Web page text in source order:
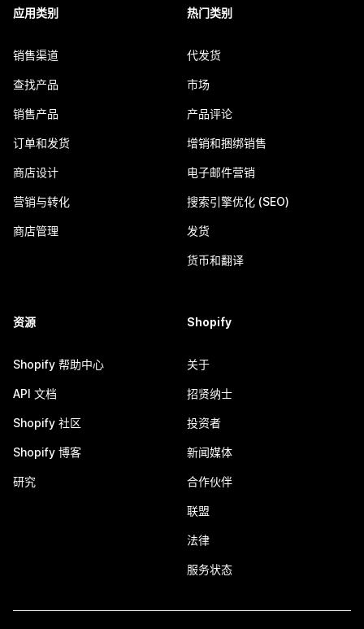
应用类别
销售渠道
查找产品
销售产品
订单和发货
商店设计
营销与转化
商店管理
热门类别
代发货
市场
产品评论
增销和捆绑销售
电子邮件营销
搜索引擎优化 (SEO)
发货
货币和翻译
资源
Shopify 帮助中心
API 文档
Shopify 社区
Shopify 博客
研究
Shopify
关于
招贤纳士
投资者
新闻媒体
合作伙伴
联盟
法律
服务状态